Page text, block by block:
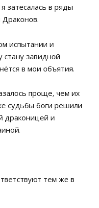
затесалась в ряды
испытании и
стану завидной
в мои объятия.
проще, чем их
судьбы боги решили
драконицей и
тем же в